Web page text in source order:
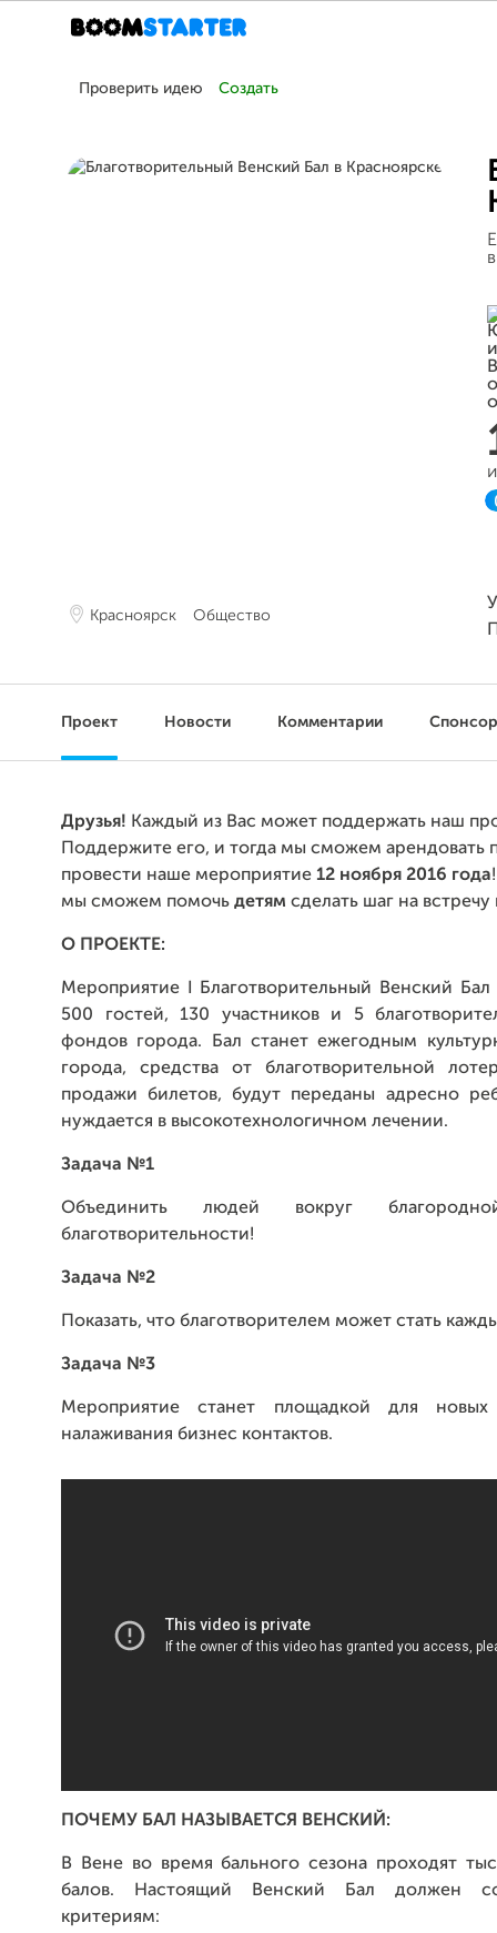
Проверить идею Создать
Красноярск Общество
Проект Новости Комментарии
Друзья! Каждый из Вас может поддержать наш
Поддержите его, и тогда мы сможем арендовать
провести наше мероприятие 12 ноября 2016 года
мы сможем помочь детям сделать шаг на встречу
О ПРОЕКТЕ:
Мероприятие I Благотворительный Венский Бал
500 гостей, 130 участников и 5
фондов города. Бал станет ежегодным
города, средства от благотворительной
продажи билетов, будут переданы адресно
нуждается в высокотехнологичном лечении.
Задача №1
Объединить людей вокруг
благотворительности!
Задача №2
Показать, что благотворителем может стать
Задача №3
Мероприятие станет площадкой для
налаживания бизнес контактов.
ПОЧЕМУ БАЛ НАЗЫВАЕТСЯ ВЕНСКИЙ:
В Вене во время бального сезона проходят
балов. Настоящий Венский Бал должен
критериям: